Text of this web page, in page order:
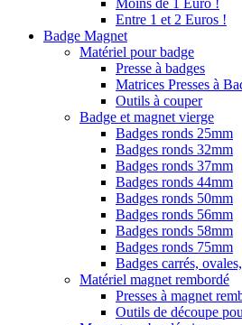
Moins de 1 Euro !
Entre 1 et 2 Euros !
Badge Magnet
Matériel pour badge
Presse à badges
Matrices Presses à
Outils à couper
Badge et magnet vierge
Badges ronds 25mm
Badges ronds 32mm
Badges ronds 37mm
Badges ronds 44mm
Badges ronds 50mm
Badges ronds 56mm
Badges ronds 58mm
Badges ronds 75mm
Badges carrés,
Matériel magnet rembordé
Presses à magnet
Outils de découpe